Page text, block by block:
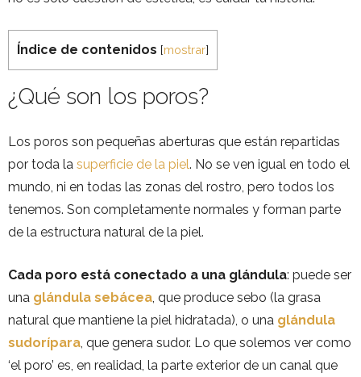
Índice de contenidos [mostrar]
¿Qué son los poros?
Los poros son pequeñas aberturas que están repartidas
por toda la superficie de la piel. No se ven igual en todo el
mundo, ni en todas las zonas del rostro, pero todos los
tenemos. Son completamente normales y forman parte
de la estructura natural de la piel.
Cada poro está conectado a una glándula: puede ser
una glándula sebácea , que produce sebo (la grasa
natural que mantiene la piel hidratada), o una glándula
sudorípara , que genera sudor. Lo que solemos ver como
‘el poro’ es, en realidad, la parte exterior de un canal que